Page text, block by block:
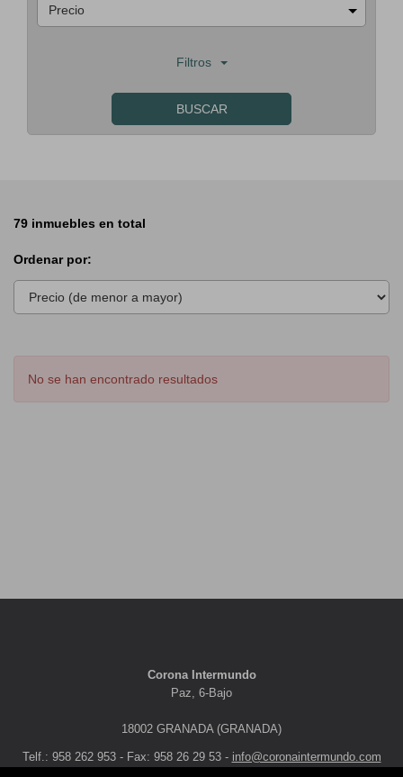
Precio
Filtros
BUSCAR
79 inmuebles en total
Ordenar por:
No se han encontrado resultados
Corona Intermundo
Paz, 6-Bajo
18002 GRANADA (GRANADA)
Telf.: 958 262 953 - Fax: 958 26 29 53 - info@coronaintermundo.com